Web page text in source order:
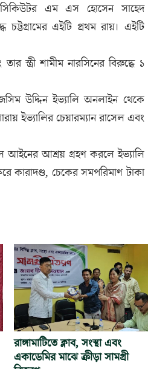
এম এস হোসেন সাহেদ
চট্টগ্রামের এইটি প্রথম রায়। এইটি
স্ত্রী শামীম নারসিনের বিরুদ্ধে ১
উদ্দিন ইভ্যালি অনলাইন থেকে
ইভ্যালির চেয়ারম্যান রাসেল এবং
আইনের আশ্রয় গ্রহণ করলে ইভ্যালি
কারাদণ্ড, চেকের সমপরিমাণ টাকা
রাঙ্গামাটিতে ক্লাব, সংস্থা এবং
একাডেমির মাঝে ক্রীড়া সামগ্রী